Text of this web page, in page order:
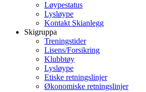
Løypestatus
Lysløype
Kontakt Skianlegg
Skigruppa
Treningstider
Lisens/Forsikring
Klubbtøy
Lysløype
Etiske retningslinjer
Økonomiske retningslinjer